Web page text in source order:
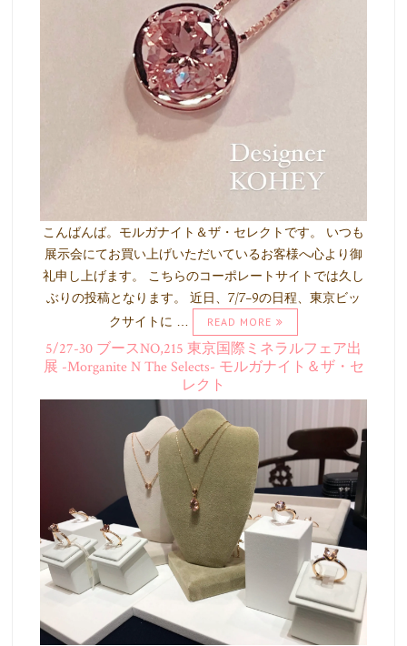
こんばんば。モルガナイト＆ザ・セレクトです。 いつも
展示会にてお買い上げいただいているお客様へ心より御
礼申し上げます。 こちらのコーポレートサイトでは久し
ぶりの投稿となります。 近日、7/7-9の日程、東京ビッ
クサイトに …
READ MORE
5/27-30 ブースNO,215 東京国際ミネラルフェア出
展 -Morganite N The Selects- モルガナイト＆ザ・セ
レクト